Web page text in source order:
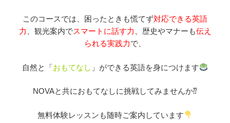
このコースでは、困ったときも慌てず対応できる英語
力 、観光案内でスマートに話す力 、歴史やマナーも伝え
られる実践力で、
自然と「おもてなし 」ができる英語を身につけます
NOVAと共におもてなしに挑戦してみませんか⁇
無料体験レッスンも随時ご案内しています